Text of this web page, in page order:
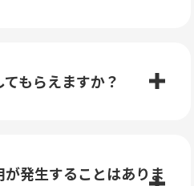
もらえますか？
発生することはありま